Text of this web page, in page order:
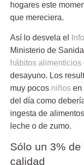
hogares este
que mereciera.
Así lo desvela el
Ministerio de
hábitos alimenticios
desayuno. Los
muy pocos niños en
del día como
ingesta de
leche o de zumo.
Sólo un 3%
calidad